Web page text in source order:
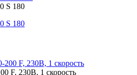
S 180
S 180
F, 230В, 1 скорость